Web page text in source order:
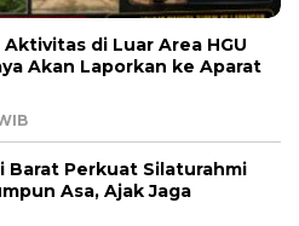
di Luar Area HGU
Akan Laporkan ke Aparat
Barat Perkuat Silaturahmi
Asa, Ajak Jaga